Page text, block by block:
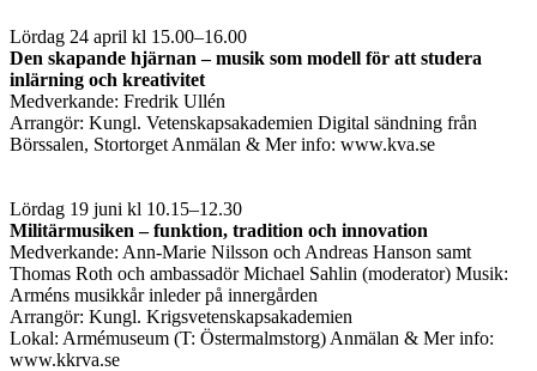
Lördag 24 april kl 15.00–16.00
Den skapande hjärnan – musik som modell för att studera
inlärning och kreativitet
Medverkande: Fredrik Ullén
Arrangör: Kungl. Vetenskapsakademien Digital sändning från
Börssalen, Stortorget Anmälan & Mer info: www.kva.se
Lördag 19 juni kl 10.15–12.30
Militärmusiken – funktion, tradition och innovation
Medverkande: Ann-Marie Nilsson och Andreas Hanson samt
Thomas Roth och ambassadör Michael Sahlin (moderator) Musik:
Arméns musikkår inleder på innergården
Arrangör: Kungl. Krigsvetenskapsakademien
Lokal: Armémuseum (T: Östermalmstorg) Anmälan & Mer info:
www.kkrva.se